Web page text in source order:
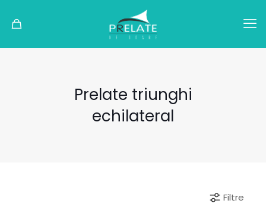
Prelate triunghi
echilateral
Filtre